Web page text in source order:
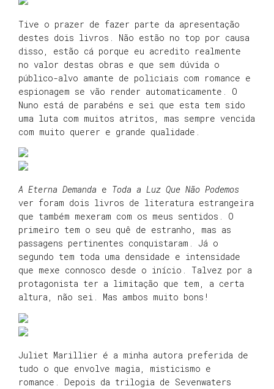
Tive o prazer de fazer parte da apresentação
destes dois livros. Não estão no top por causa
disso, estão cá porque eu acredito realmente
no valor destas obras e que sem dúvida o
público-alvo amante de policiais com romance e
espionagem se vão render automaticamente. O
Nuno está de parabéns e sei que esta tem sido
uma luta com muitos atritos, mas sempre vencida
com muito querer e grande qualidade.
A Eterna Demanda e Toda a Luz Que Não Podemos
ver foram dois livros de literatura estrangeira
que também mexeram com os meus sentidos. O
primeiro tem o seu quê de estranho, mas as
passagens pertinentes conquistaram. Já o
segundo tem toda uma densidade e intensidade
que mexe connosco desde o início. Talvez por a
protagonista ter a limitação que tem, a certa
altura, não sei. Mas ambos muito bons!
Juliet Marillier é a minha autora preferida de
tudo o que envolve magia, misticismo e
romance. Depois da trilogia de Sevenwaters